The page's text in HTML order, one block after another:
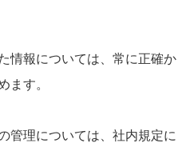
情報については、常に正確か
ます。
管理については、社内規定に